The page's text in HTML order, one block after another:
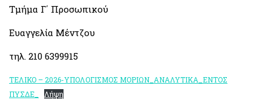
Τμήμα Γ΄ Προσωπικού
Ευαγγελία Μέντζου
τηλ. 210 6399915
ΤΕΛΙΚΟ – 2026-ΥΠΟΛΟΓΙΣΜΟΣ ΜΟΡΙΩΝ_ΑΝΑΛΥΤΙΚΑ_ΕΝΤΟΣ
ΠΥΣΔΕ_
Λήψη